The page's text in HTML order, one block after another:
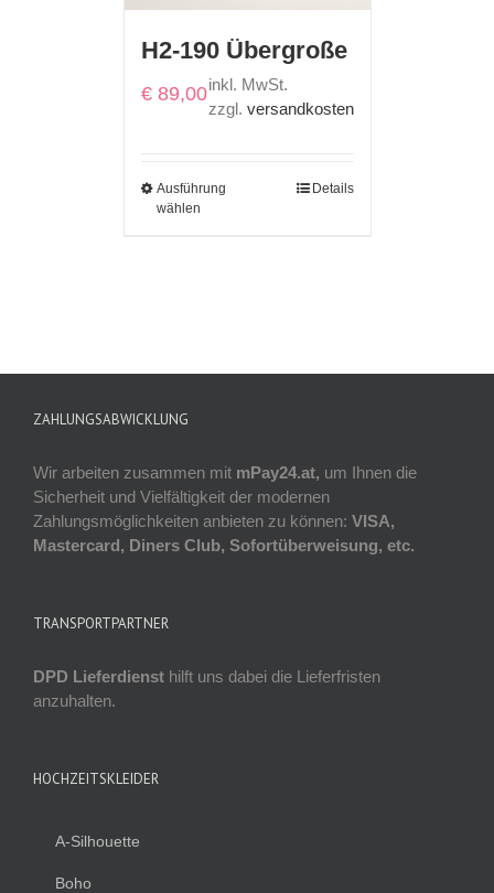
H2-190 Übergroße
€89,00inkl. MwSt.
zzgl. versandkosten
Ausführung
wählen
Details
ZAHLUNGSABWICKLUNG
Wir arbeiten zusammen mit mPay24.at, um Ihnen die
Sicherheit und Vielfältigkeit der modernen
Zahlungsmöglichkeiten anbieten zu können: VISA,
Mastercard, Diners Club, Sofortüberweisung, etc.
TRANSPORTPARTNER
DPD Lieferdienst hilft uns dabei die Lieferfristen
anzuhalten.
HOCHZEITSKLEIDER
A-Silhouette
Boho